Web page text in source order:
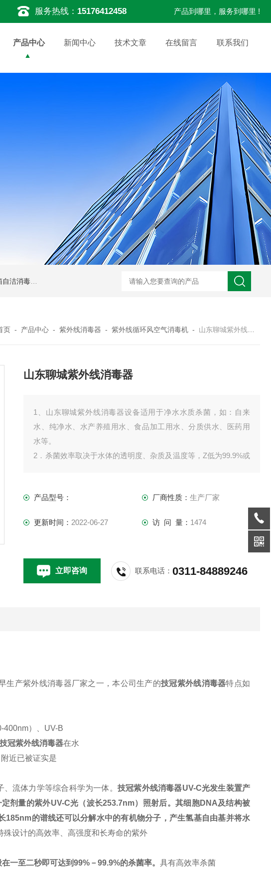
服务热线： 15176412458 产品到哪里，服务到哪里 !
产品中心 新闻中心 技术文章 在线留言 联系我们
洁消毒器 a型全程综合水处理器应用范围 水箱自洁消毒器 a型全程综合水处理器安装
页 - 产品中心 -紫外线消毒器 -紫外线循环风空气消毒机 - 山东聊城紫外线消毒器
山东聊城紫外线消毒器
1、山东聊城紫外线消毒器设备适用于净水水质杀菌，如：自来
水、纯净水、水产养殖用水、食品加工用水、分质供水、医药用
水等。
2．杀菌效率取决于水体的透明度、杂质及温度等，Z低为99.9%或
产品型号：
厂商性质： 生产厂家
更新时间： 2022-06-27 访 问 量： 1474
立即咨询 联系电话：0311-84889246
生产紫外线消毒器厂家之一，本公司生产的技冠紫外线消毒器特点如
400nm）、 UV-B
技冠紫外线消毒器在水
附近已被证实是
流体力学等综合科学为一体。 技冠紫外线消毒器UV-C光发生装置产
剂量的紫外UV-C光（波长253.7nm）照射后。其细胞DNA及结构被
185nm的谱线还可以分解水中的有机物分子，产生氢基自由基并将水
殊设计的高效率、高强度和长寿命的紫外
一至二秒即可达到99%－99.9%的杀菌率。 具有高效率杀菌